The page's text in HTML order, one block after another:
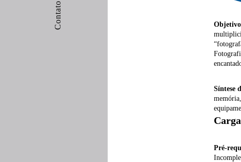
Contato Objetivo
Síntese
Pré-